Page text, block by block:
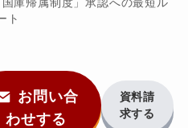
ト
お問い合
わせする
資料請
求する